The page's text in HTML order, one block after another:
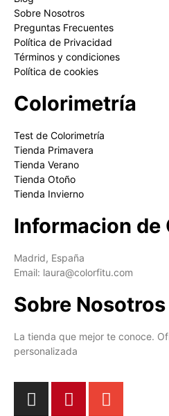
Sobre Nosotros
Preguntas Frecuentes
Política de Privacidad
Términos y condiciones
Política de cookies
Colorimetría
Test de Colorimetría
Tienda Primavera
Tienda Verano
Tienda Otoño
Tienda Invierno
Informacion de
Madrid, España
Email: laura@colorfitu.com
Sobre Nosotros
La tienda que mejor te conoce.
personalizada